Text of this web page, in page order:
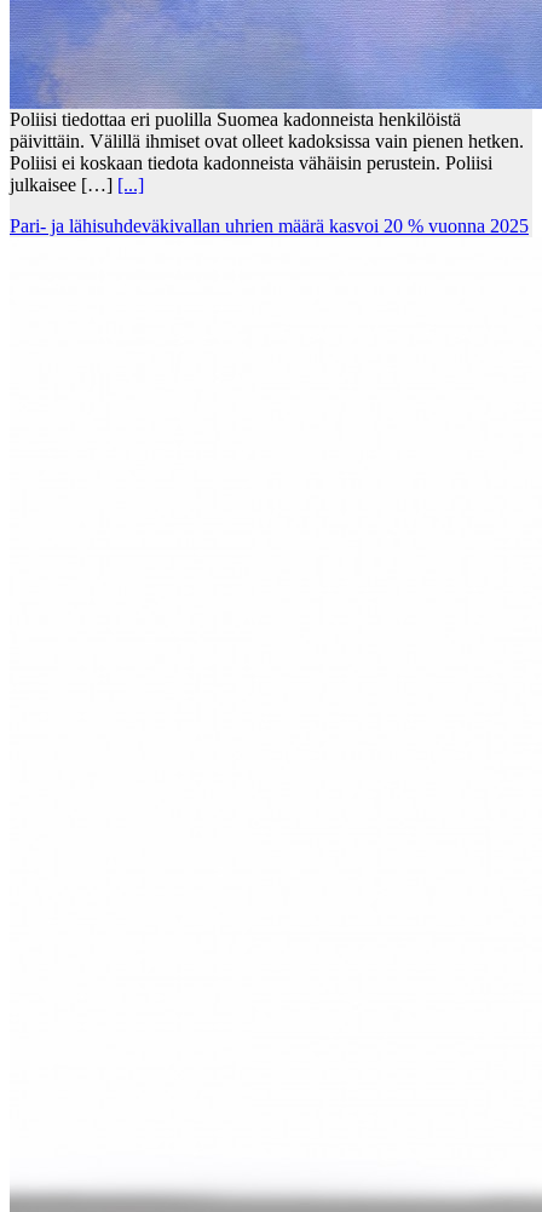
Poliisi tiedottaa eri puolilla Suomea kadonneista henkilöistä
päivittäin. Välillä ihmiset ovat olleet kadoksissa vain pienen hetken.
Poliisi ei koskaan tiedota kadonneista vähäisin perustein. Poliisi
julkaisee […] [...]
Pari- ja lähisuhdeväkivallan uhrien määrä kasvoi 20 % vuonna 2025